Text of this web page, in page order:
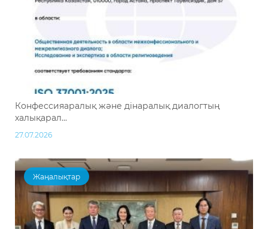
Конфессияаралық және дінаралық диалогтың
халықарал...
27.07.2026
Жаңалықтар